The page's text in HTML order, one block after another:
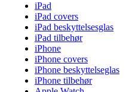
iPad
iPad covers
iPad beskyttelsesglas
iPad tilbehør
iPhone
iPhone covers
iPhone beskyttelseglas
iPhone tilbehør